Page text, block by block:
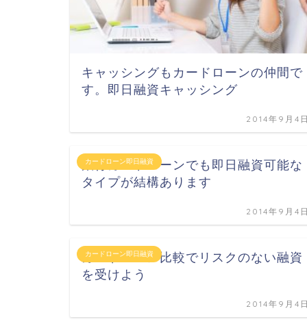
キャッシングもカードローンの仲間で
す。即日融資キャッシング
2014年9月4
カードローン即日融資
銀行カードローンでも即日融資可能な
タイプが結構あります
2014年9月4
カードローン即日融資
カードローン比較でリスクのない融資
を受けよう
2014年9月4